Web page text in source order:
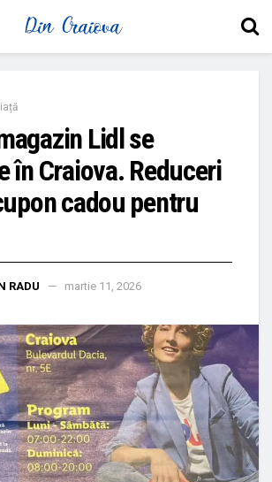
Lidl se
în Craiova. Reduceri
cadou pentru
RADU martie 11, 2026